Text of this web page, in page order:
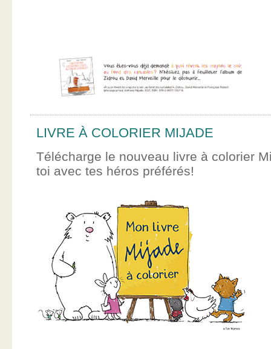
LIVRE À COLORIER MIJADE
Télécharge le nouveau livre à colorier
toi avec tes héros préférés!